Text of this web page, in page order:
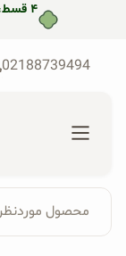
02188739494
جستجو...محصول